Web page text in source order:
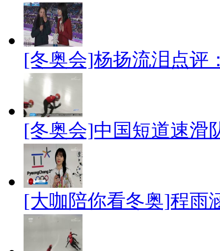
[冬奥会]杨扬流泪点评
[冬奥会]中国短道速滑
[大咖陪你看冬奥]程雨